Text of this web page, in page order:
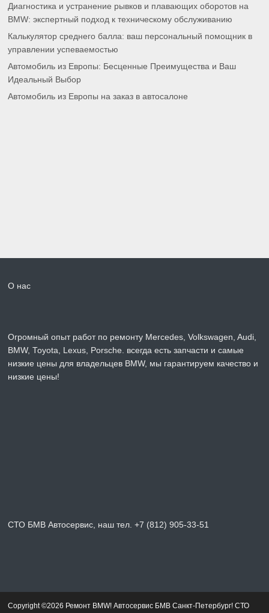
Диагностика и устранение рывков и плавающих оборотов на
BMW: экспертный подход к техническому обслуживанию
Калькулятор среднего балла: ваш персональный помощник в
управлении успеваемостью
Автомобиль из Европы: Бесценные Преимущества и Ваш
Идеальный Выбор
Автомобиль из Европы на заказ в автосалоне
О нас
Огромный опыт работ по ремонту Mercedes, Volkswagen, Audi,
BMW, Toyota, Lexus, Porsche. всегда есть запчасти и самые
низкие цены для владельцев BMW, мы гарантируем качество и
низкие цены!
СТО БМВ Автосервис, наш тел. +7 (812) 905-33-51
Copyright ©2026 Ремонт BMW! Автосервис БМВ Санкт-Петербург! СТО